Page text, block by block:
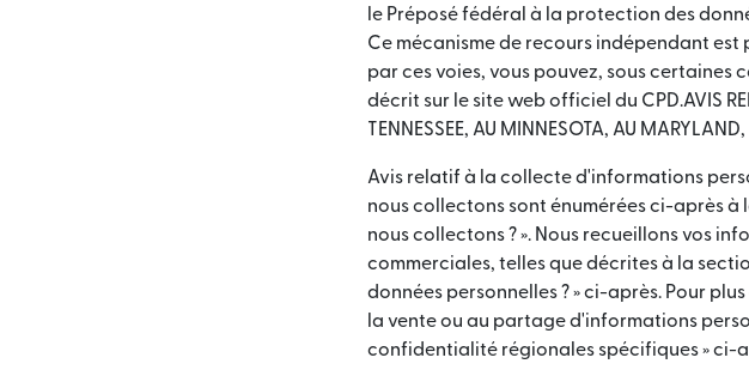
le Préposé fédéral à la protection des
Ce mécanisme de recours indépendant
par ces voies, vous pouvez, sous
décrit sur le site web officiel du CPD.AVIS
TENNESSEE, AU MINNESOTA, AU
Avis relatif à la collecte d'informations
nous collectons sont énumérées ci-après à
nous collectons ? ». Nous recueillons vos
commerciales, telles que décrites à la
données personnelles ? » ci-après. Pour
la vente ou au partage d'informations
confidentialité régionales spécifiques » ci-